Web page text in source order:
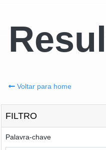
Voltar para home
FILTRO
Palavra-chave